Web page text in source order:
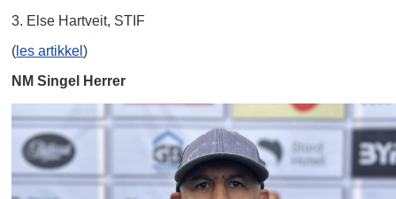
3. Else Hartveit, STIF
( les artikkel)
NM Singel Herrer